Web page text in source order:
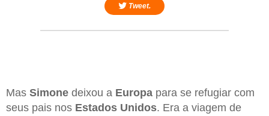
Tweet.
Mas Simone deixou a Europa para se refugiar com
seus pais nos Estados Unidos. Era a viagem de